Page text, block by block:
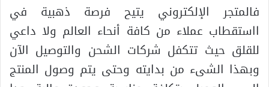
فالمتجر الإلكتروني يتيح فرصة ذهبية في
ااستقطاب عملاء من كافة أنحاء العالم ولا داعي
للقلق حيث تتكفل شركات الشحن والتوصيل الآن
وبهذا الشىء من بدايته وحتى يتم وصول المنتج